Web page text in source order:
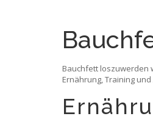
Bauchfett loszuwerden
Ernährung, Training